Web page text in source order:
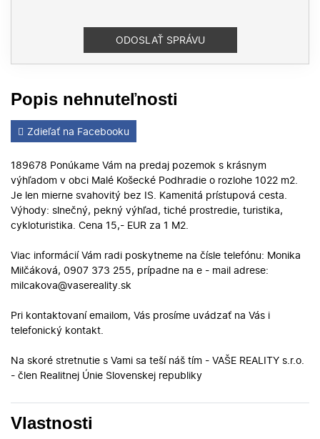
Popis nehnuteľnosti
Zdieľať na Facebooku
189678 Ponúkame Vám na predaj pozemok s krásnym
výhľadom v obci Malé Košecké Podhradie o rozlohe 1022 m2.
Je len mierne svahovitý bez IS. Kamenitá prístupová cesta.
Výhody: slnečný, pekný výhľad, tiché prostredie, turistika,
cykloturistika. Cena 15,- EUR za 1 M2.
Viac informácií Vám radi poskytneme na čísle telefónu: Monika
Milčáková, 0907 373 255, prípadne na e - mail adrese:
milcakova@vasereality.sk
Pri kontaktovaní emailom, Vás prosíme uvádzať na Vás i
telefonický kontakt.
Na skoré stretnutie s Vami sa teší náš tím - VAŠE REALITY s.r.o.
- člen Realitnej Únie Slovenskej republiky
Vlastnosti